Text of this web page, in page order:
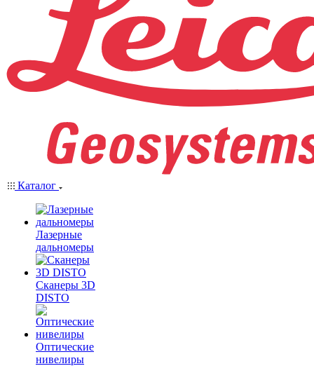
Каталог
Лазерные
дальномеры
Сканеры 3D
DISTO
Оптические
нивелиры